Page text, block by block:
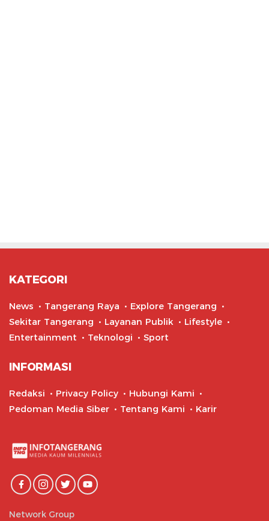
KATEGORI
News Tangerang Raya
Explore Tangerang
Sekitar Tangerang
Layanan Publik
Lifestyle
Entertainment
Teknologi Sport
INFORMASI
Redaksi Privacy Policy
Hubungi Kami
Pedoman Media Siber
Tentang Kami Karir
Network Group